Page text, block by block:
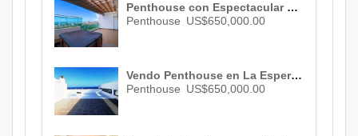
Penthouse con Espectacular Vista al Mar y Ciudad en La Esperilla ID 2991
Penthouse US$650,000.00
Vendo Penthouse en La Esperilla , Santo Domingo , ID 2881
Penthouse US$650,000.00